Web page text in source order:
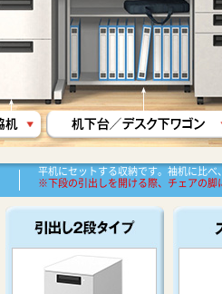
平机にセットする収納です。袖机に比
※下段の引出しを開ける際、チェアの脚